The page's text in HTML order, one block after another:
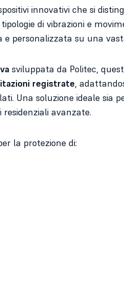
innovativi che si
di vibrazioni e
e personalizzata su una
sviluppata da Politec,
registrate,
Una soluzione ideale sia
avanzate.
la protezione di: